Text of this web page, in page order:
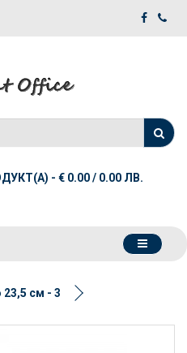
- € 0.00 / 0.00 ЛВ.
23,5 см - 3